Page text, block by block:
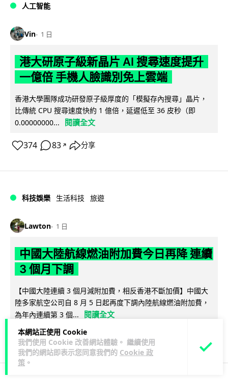
本網站正使用 Cookie
我們使用 Cookie 改善網站體驗。 繼續使用
我們的網站即表示您同意我們的 Cookie 政
策 。
人工智能
Vin 1 日
港大研原子級新晶片 AI 搜尋速度提升
一億倍 手機人臉識別免上雲端
香港大學團隊成功研發原子級厚度的「模擬存內搜尋」晶片，
比傳統 CPU 搜尋速度快約 1 億倍，延遲低至 36 皮秒（即
0.00000000...
閱讀全文
374 83 ↗ 分享
科技娛樂 生活科技 旅遊
Lawton 1 日
中國大陸航線燃油附加費今日再降 連續
3 個月下調
【中國大陸連續 3 個月減附加費，相反香港不斷加價】中國大
陸多家航空公司自 8 月 5 日起再度下調內陸航線燃油附加費，
為年內連續第 3 個...
閱讀全文
33 5↗ 分享